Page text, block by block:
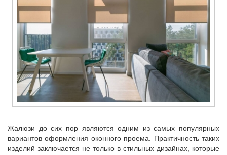
Жалюзи до сих пор являются одним из самых популярных
вариантов оформления оконного проема. Практичность таких
изделий заключается не только в стильных дизайнах, которые